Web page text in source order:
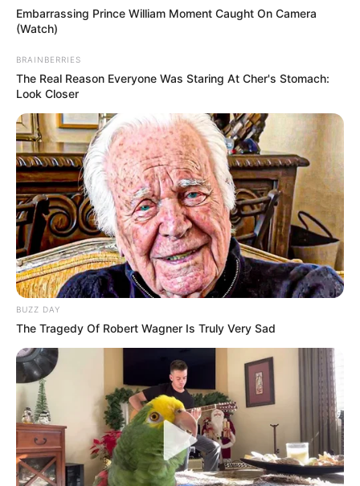
Embarrassing Prince William Moment Caught On Camera
(Watch)
BRAINBERRIES
The Real Reason Everyone Was Staring At Cher's Stomach:
Look Closer
BUZZ DAY
The Tragedy Of Robert Wagner Is Truly Very Sad